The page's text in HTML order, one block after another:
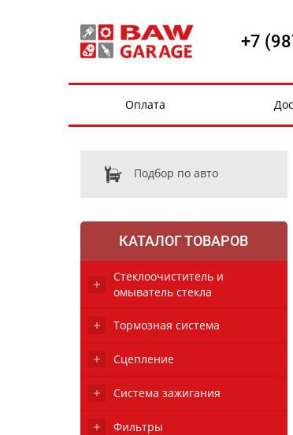
+7
Оплата
Подбор по авто
КАТАЛОГ ТОВАРОВ
Стеклоочиститель и
омыватель стекла
Тормозная система
Сцепление
Система зажигания
Фильтры